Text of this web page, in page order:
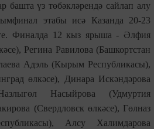
үз төбәкләрендә сайлап алу
этабы исә Казанда 20-23
Финалда 12 кыз ярыша - Əлфия
Регина Равилова (Башкортстан
Адэль (Кырым Республикасы),
өлкәсе), Динара Искәндәрова
Насыйрова (Удмуртия
(Свердловск өлкәсе), Гөлназ
Алсу Халимдарова